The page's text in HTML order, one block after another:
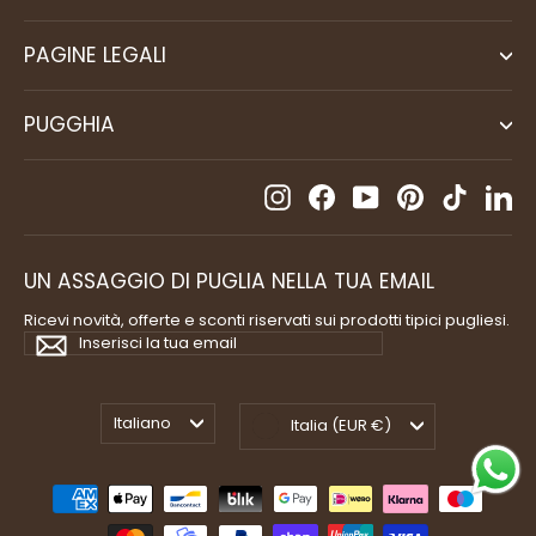
PAGINE LEGALI
PUGGHIA
InstagramFacebookYouTubePinterestTikTok
UN ASSAGGIO DI PUGLIA NELLA TUA EMAIL
Ricevi novità, offerte e sconti riservati sui prodotti tipici pugliesi.
Inserisci
la
Iscriviti
Lingua
Italiano Valuta
Italia (EUR €)